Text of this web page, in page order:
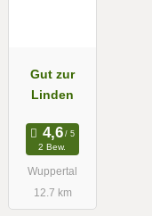
Gut zur
Linden
2 Bew.
Wuppertal
12.7 km